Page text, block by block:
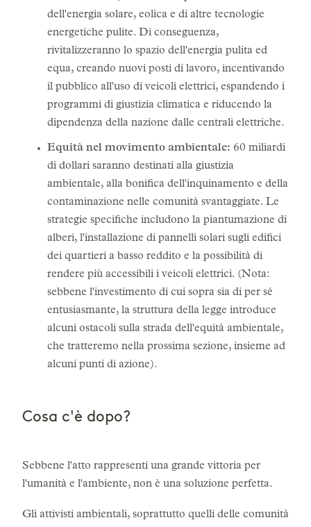
dell'energia solare, eolica e di altre tecnologie
energetiche pulite. Di conseguenza,
rivitalizzeranno lo spazio dell'energia pulita ed
equa, creando nuovi posti di lavoro, incentivando
il pubblico all'uso di veicoli elettrici, espandendo i
programmi di giustizia climatica e riducendo la
dipendenza della nazione dalle centrali elettriche.
Equità nel movimento ambientale: 60 miliardi
di dollari saranno destinati alla giustizia
ambientale, alla bonifica dell'inquinamento e della
contaminazione nelle comunità svantaggiate. Le
strategie specifiche includono la piantumazione di
alberi, l'installazione di pannelli solari sugli edifici
dei quartieri a basso reddito e la possibilità di
rendere più accessibili i veicoli elettrici. (Nota:
sebbene l'investimento di cui sopra sia di per sé
entusiasmante, la struttura della legge introduce
alcuni ostacoli sulla strada dell'equità ambientale,
che tratteremo nella prossima sezione, insieme ad
alcuni punti di azione).
Cosa c'è dopo?
Sebbene l'atto rappresenti una grande vittoria per
l'umanità e l'ambiente, non è una soluzione perfetta.
Gli attivisti ambientali, soprattutto quelli delle comunità